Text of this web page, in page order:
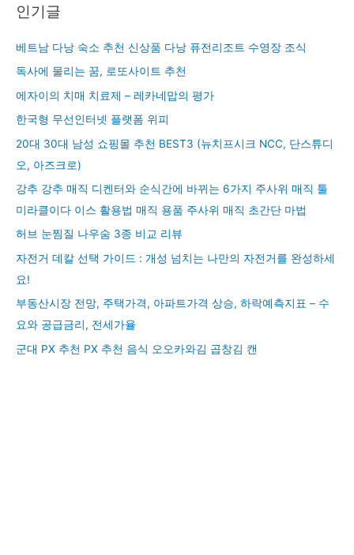
인기글
베트남 다낭 숙소 추천 신상품 다낭 퓨전리조트 수영장 조식
독사에 물리는 꿈, 로또사이트 추천
에자이의 치매 치료제 – 레카네맙의 평가
한국형 무선인터넷 플랫폼 위피
20대 30대 남성 쇼핑몰 추천 BEST3 (뉴치프시크 NCC, 단스튜디
오, 아즈크로)
강추 강추 매직 디켄터와 순식간에 바뀌는 6가지 주사위 매직 툴
미라클이다 이스 활용법 매직 용품 주사위 매직 초간단 마법
허브 눈찜질 나우숨 3종 비교 리뷰
자전거 데칼 선택 가이드 : 개성 넘치는 나만의 자전거를 완성하세
요!
부동산시장 전망, 주택가격, 아파트가격 상승, 하락예측지표 – 수
요와 공급금리, 전세가율
군대 PX 추천 PX 추천 음식 오오카와김 곱창김 캔